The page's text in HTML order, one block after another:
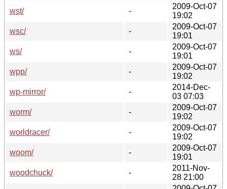
wst/
-
2009-Oct-07
19:02
wsc/
-
2009-Oct-07
19:01
ws/
-
2009-Oct-07
19:01
wpp/
-
2009-Oct-07
19:02
wp-mirror/
-
2014-Dec-
03 07:03
worm/
-
2009-Oct-07
19:02
worldracer/
-
2009-Oct-07
19:02
woom/
-
2009-Oct-07
19:01
woodchuck/
-
2011-Nov-
28 21:00